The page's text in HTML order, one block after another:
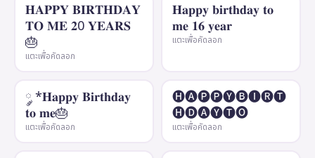
𝐇𝐀𝐏𝐏𝐘 𝐁𝐈𝐑𝐓𝐇𝐃𝐀𝐘
𝐓𝐎 𝐌𝐄 𝟐0 𝐘𝐄𝐀𝐑𝐒
🎂
แตะเพื่อคัดลอก
𝐇𝐚𝐩𝐩𝐲 𝐛𝐢𝐫𝐭𝐡𝐝𝐚𝐲 𝐭𝐨
𝐦𝐞 𝟏𝟔 𝐲𝐞𝐚𝐫
แตะเพื่อคัดลอก
༘ *𝐇𝐚𝐩𝐩𝐲 𝐁𝐢𝐫𝐭𝐡𝐝𝐚𝐲
𝐭𝐨 𝐦𝐞🎂
แตะเพื่อคัดลอก
🅗🅐🅟🅟🅨🅑🅘🅡🅣
🅗🅓🅐🅨🅣🅞
แตะเพื่อคัดลอก